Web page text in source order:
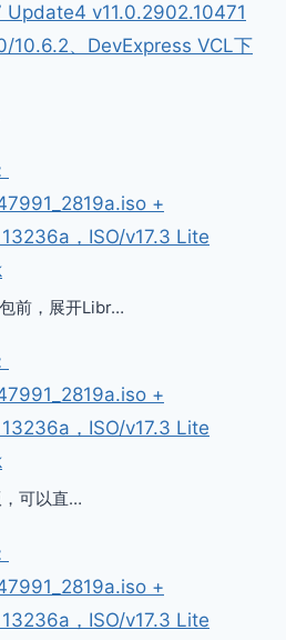
Update4 v11.0.2902.10471
10.6.2、DevExpress VCL下
+
，ISO/v17.3 Lite
前，展开Libr…
+
，ISO/v17.3 Lite
可以直…
+
，ISO/v17.3 Lite